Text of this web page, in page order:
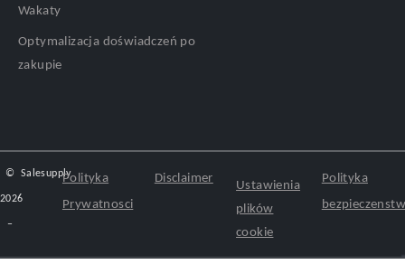
Wakaty
Optymalizacja doświadczeń po
zakupie
©
2026
–
SalesupplyPolityka
Prywatnosci
Disclaimer
Ustawienia
plików
cookie
Polityka